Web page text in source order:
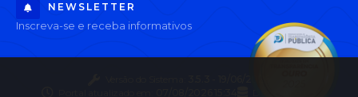
NEWSLETTER
Inscreva-se e receba informativos